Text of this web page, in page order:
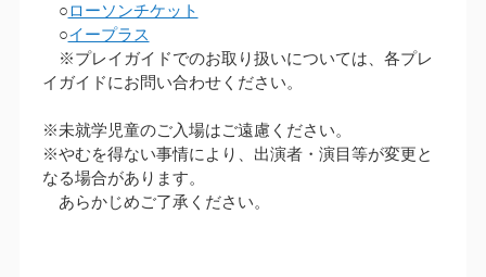
○ローソンチケット
○イープラス
※プレイガイドでのお取り扱いについては、各プレ
イガイドにお問い合わせください。
※未就学児童のご入場はご遠慮ください。
※やむを得ない事情により、出演者・演目等が変更と
なる場合があります。
あらかじめご了承ください。